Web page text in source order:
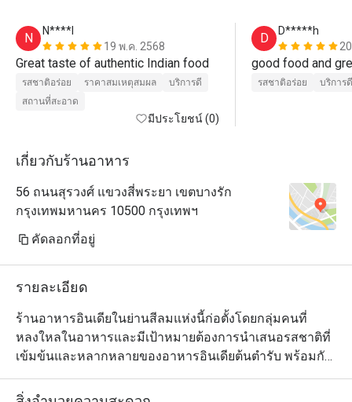
N
N****l
19 พ.ค. 2568
รสชาติอร่อย ราคาสมเหตุสมผล
บริการดี
สถานที่สะอาด
มีประโยชน์ (0)
D
D*****h
รสชาติอร่อย บริการดี
เกี่ยวกับร้านอาหาร
56 ถนนสุรวงศ์ แขวงสี่พระยา เขตบางรัก
กรุงเทพมหานคร 10500 กรุงเทพฯ
คัดลอกที่อยู่
รายละเอียด
ร้านอาหารอินเดียในย่านสีลมแห่งนี้ก่อตั้งโดยกลุ่มคนที่
หลงใหลในอาหารและมีเป้าหมายต้องการนำเสนอรสชาติที่
เข้มข้นและหลากหลายของอาหารอินเดียต้นตำรับ พร้อมกับ
บริการชั้นเลิศและการต้อนรับอย่างอบอุ่นภายใต้การตกแต่ง
ที่หรูหราวิจิตรงดงามในสไตล์รอยัล ซึ่งมีการสอดแทรกงาน